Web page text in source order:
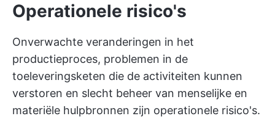
Operationele risico's
Onverwachte veranderingen in het
productieproces, problemen in de
toeleveringsketen die de activiteiten kunnen
verstoren en slecht beheer van menselijke en
materiële hulpbronnen zijn operationele risico's.